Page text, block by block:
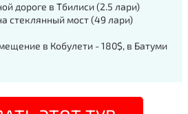
дороге в Тбилиси (2.5 лари)
стеклянный мост (49 лари)
в Кобулети - 180$, в Батуми